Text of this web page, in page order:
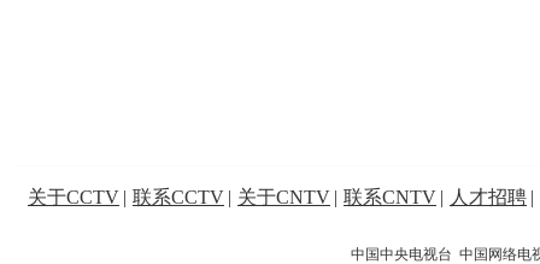
关于CCTV | 联系CCTV | 关于CNTV | 联系CNTV | 人才招聘 |
中国中央电视台 中国网络电